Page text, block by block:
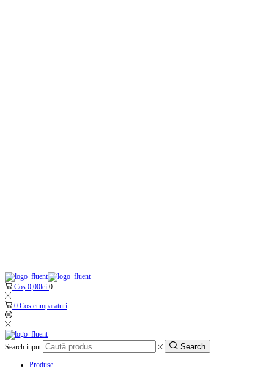
Coș 0,00lei 0
0 Cos cumparaturi
Search input Search
Produse